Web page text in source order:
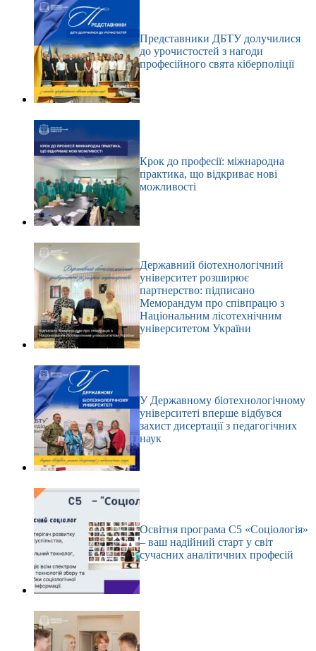
Представники ДБТУ долучилися
до урочистостей з нагоди
професійного свята кіберполіції
Крок до професії: міжнародна
практика, що відкриває нові
можливості
Державний біотехнологічний
університет розширює
партнерство: підписано
Меморандум про співпрацю з
Національним лісотехнічним
університетом України
У Державному біотехнологічному
університеті вперше відбувся
захист дисертації з педагогічних
наук
Освітня програма С5 «Соціологія»
– ваш надійний старт у світ
сучасних аналітичних професій